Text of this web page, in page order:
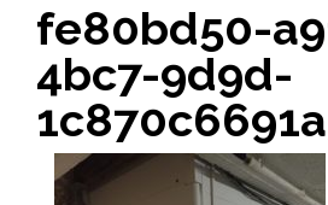
fe80bd50-
4bc7-9d9d-